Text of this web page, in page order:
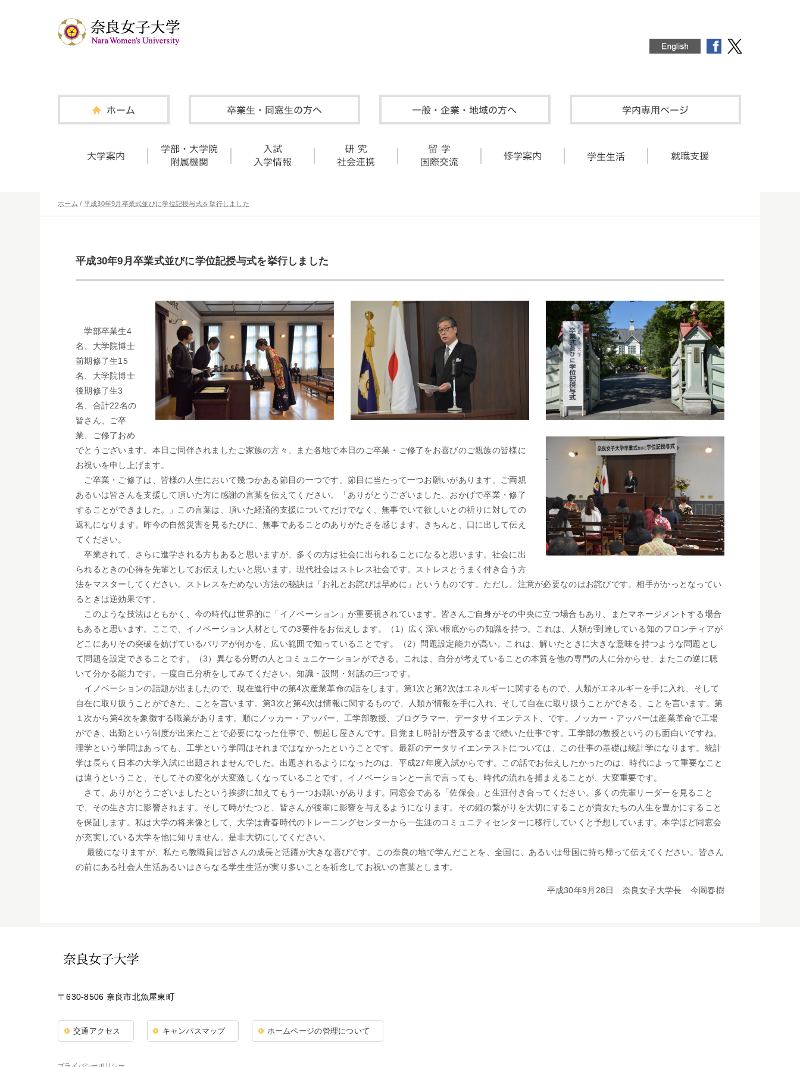
ホーム / 平成30年9月卒業式並びに学位記授与式を挙行しました
平成30年9月卒業式並びに学位記授与式を挙行しました
学部卒業生4
名、大学院博士
前期修了生15
名、大学院博士
後期修了生3
名、合計22名の
皆さん、ご卒
業、ご修了おめ
でとうございます。本日ご同伴されましたご家族の方々、また各地で本日のご卒業・ご修了をお喜びのご親族の皆様に
お祝いを申し上げます。
ご卒業・ご修了は、皆様の人生において幾つかある節目の一つです。節目に当たって一つお願いがあります。ご両親
あるいは皆さんを支援して頂いた方に感謝の言葉を伝えてください。「ありがとうございました、おかげで卒業・修了
することができました。」この言葉は、頂いた経済的支援についてだけでなく、無事でいて欲しいとの祈りに対しての
返礼になります。昨今の自然災害を見るたびに、無事であることのありがたさを感じます。きちんと、口に出して伝え
てください。
卒業されて、さらに進学される方もあると思いますが、多くの方は社会に出られることになると思います。社会に出
られるときの心得を先輩としてお伝えしたいと思います。現代社会はストレス社会です。ストレスとうまく付き合う方
法をマスターしてください。ストレスをためない方法の秘訣は「お礼とお詫びは早めに」というものです。ただし、注意が必要なのはお詫びです。相手がかっとなってい
るときは逆効果です。
このような技法はともかく、今の時代は世界的に「イノベーション」が重要視されています。皆さんご自身がその中央に立つ場合もあり、またマネージメントする場合
もあると思います。ここで、イノベーション人材としての3要件をお伝えします。（1）広く深い根底からの知識を持つ。これは、人類が到達している知のフロンティアが
どこにありその突破を妨げているバリアが何かを、広い範囲で知っていることです。（2）問題設定能力が高い。これは、解いたときに大きな意味を持つような問題とし
て問題を設定できることです。（3）異なる分野の人とコミュニケーションができる。これは、自分が考えていることの本質を他の専門の人に分からせ、またこの逆に聴
いて分かる能力です。一度自己分析をしてみてください。知識・設問・対話の三つです。
イノベーションの話題が出ましたので、現在進行中の第4次産業革命の話をします。第1次と第2次はエネルギーに関するもので、人類がエネルギーを手に入れ、そして
自在に取り扱うことができた、ことを言います。第3次と第4次は情報に関するもので、人類が情報を手に入れ、そして自在に取り扱うことができる、ことを言います。第
１次から第4次を象徴する職業があります。順にノッカー・アッパー、工学部教授、プログラマー、データサイエンテスト、です。ノッカー・アッパーは産業革命で工場
ができ、出勤という制度が出来たことで必要になった仕事で、朝起し屋さんです。目覚まし時計が普及するまで続いた仕事です。工学部の教授というのも面白いですね。
理学という学問はあっても、工学という学問はそれまではなかったということです。最新のデータサイエンテストについては、この仕事の基礎は統計学になります。統計
学は長らく日本の大学入試に出題されませんでした。出題されるようになったのは、平成27年度入試からです。この話でお伝えしたかったのは、時代によって重要なこと
は違うということ、そしてその変化が大変激しくなっていることです。イノベーションと一言で言っても、時代の流れを捕まえることが、大変重要です。
さて、ありがとうございましたという挨拶に加えてもう一つお願いがあります。同窓会である「佐保会」と生涯付き合ってください。多くの先輩リーダーを見ること
で、その生き方に影響されます。そして時がたつと、皆さんが後輩に影響を与えるようになります。その縦の繋がりを大切にすることが貴女たちの人生を豊かにすること
を保証します。私は大学の将来像として、大学は青春時代のトレーニングセンターから一生涯のコミュニティセンターに移行していくと予想しています。本学ほど同窓会
が充実している大学を他に知りません。是非大切にしてください。
最後になりますが、私たち教職員は皆さんの成長と活躍が大きな喜びです。この奈良の地で学んだことを、全国に、あるいは母国に持ち帰って伝えてください。皆さん
の前にある社会人生活あるいはさらなる学生生活が実り多いことを祈念してお祝いの言葉とします。
平成30年9月28日 奈良女子大学長 今岡春樹
〒630-8506 奈良市北魚屋東町
交通アクセス キャンパスマップ ホームページの管理について